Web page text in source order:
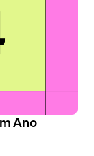
Ano